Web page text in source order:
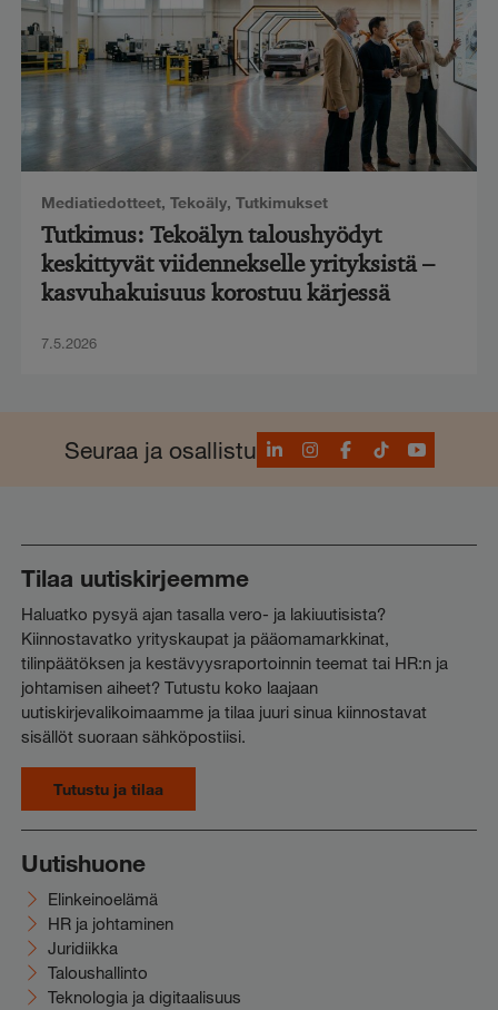
Mediatiedotteet, Tekoäly, Tutkimukset
Tutkimus: Tekoälyn taloushyödyt
keskittyvät viidennekselle yrityksistä –
kasvuhakuisuus korostuu kärjessä
7.5.2026
Seuraa ja osallistuLinkedInInstagram
Facebook
TikTokYouTube
Tilaa uutiskirjeemme
Haluatko pysyä ajan tasalla vero- ja lakiuutisista?
Kiinnostavatko yrityskaupat ja pääomamarkkinat,
tilinpäätöksen ja kestävyysraportoinnin teemat tai HR:n ja
johtamisen aiheet? Tutustu koko laajaan
uutiskirjevalikoimaamme ja tilaa juuri sinua kiinnostavat
sisällöt suoraan sähköpostiisi.
Tutustu ja tilaa
Uutishuone
Elinkeinoelämä
HR ja johtaminen
Juridiikka
Taloushallinto
Teknologia ja digitaalisuus